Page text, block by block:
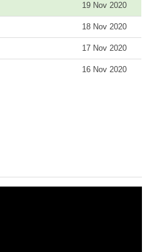
19 Nov 2020
18 Nov 2020
17 Nov 2020
16 Nov 2020